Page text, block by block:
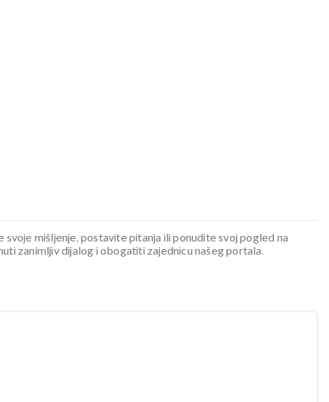
mišljenje, postavite pitanja ili ponudite svoj pogled na
zanimljiv dijalog i obogatiti zajednicu našeg portala.